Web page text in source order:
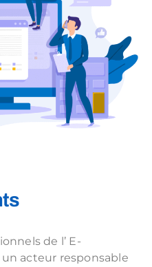
de l’ E-
acteur responsable